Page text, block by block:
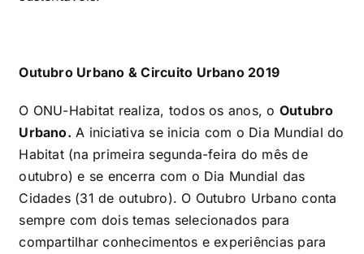
Outubro Urbano & Circuito Urbano 2019
O ONU-Habitat realiza, todos os anos, o Outubro
Urbano. A iniciativa se inicia com o Dia Mundial do
Habitat (na primeira segunda-feira do mês de
outubro) e se encerra com o Dia Mundial das
Cidades (31 de outubro). O Outubro Urbano conta
sempre com dois temas selecionados para
compartilhar conhecimentos e experiências para